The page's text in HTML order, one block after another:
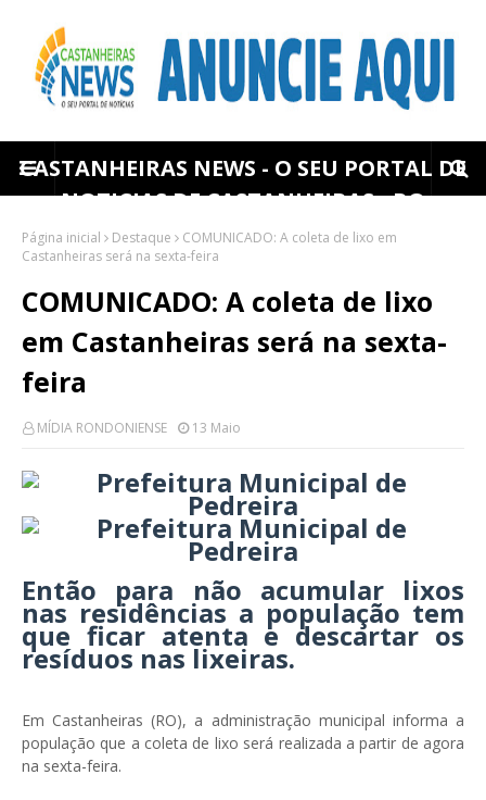
CASTANHEIRAS NEWS - O SEU PORTAL DE
NOTICIAS DE CASTANHEIRAS - RO
Página inicial Destaque
COMUNICADO: A coleta de lixo em
Castanheiras será na sexta-feira
COMUNICADO: A coleta de lixo
em Castanheiras será na sexta-
feira
MÍDIA RONDONIENSE 13 Maio
Então para não acumular lixos
nas residências a população tem
que ficar atenta e descartar os
resíduos nas lixeiras.
Em Castanheiras (RO), a administração municipal informa a
população que a coleta de lixo será realizada a partir de agora
na sexta-feira.